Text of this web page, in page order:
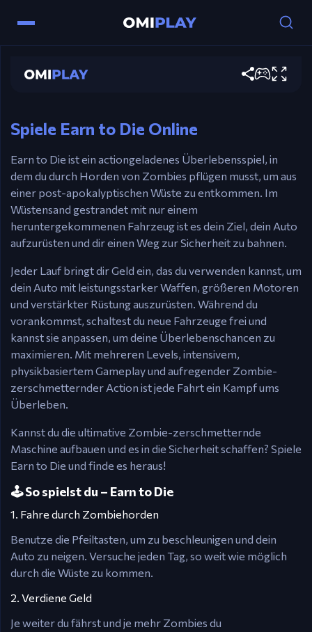
Earn to Die
Strg / X – Boost.
Spiele Earn to Die Online
Earn to Die ist ein actiongeladenes Überlebensspiel, in
dem du durch Horden von Zombies pflügen musst, um aus
einer post-apokalyptischen Wüste zu entkommen. Im
Wüstensand gestrandet mit nur einem
heruntergekommenen Fahrzeug ist es dein Ziel, dein Auto
aufzurüsten und dir einen Weg zur Sicherheit zu bahnen.
Jeder Lauf bringt dir Geld ein, das du verwenden kannst, um
dein Auto mit leistungsstarker Waffen, größeren Motoren
und verstärkter Rüstung auszurüsten. Während du
vorankommst, schaltest du neue Fahrzeuge frei und
kannst sie anpassen, um deine Überlebenschancen zu
maximieren. Mit mehreren Levels, intensivem,
physikbasiertem Gameplay und aufregender Zombie-
zerschmetternder Action ist jede Fahrt ein Kampf ums
Überleben.
Kannst du die ultimative Zombie-zerschmetternde
Maschine aufbauen und es in die Sicherheit schaffen? Spiele
Earn to Die und finde es heraus!
🕹️ So spielst du – Earn to Die
1. Fahre durch Zombiehorden
Benutze die Pfeiltasten, um zu beschleunigen und dein
Auto zu neigen. Versuche jeden Tag, so weit wie möglich
durch die Wüste zu kommen.
2. Verdiene Geld
Je weiter du fährst und je mehr Zombies du